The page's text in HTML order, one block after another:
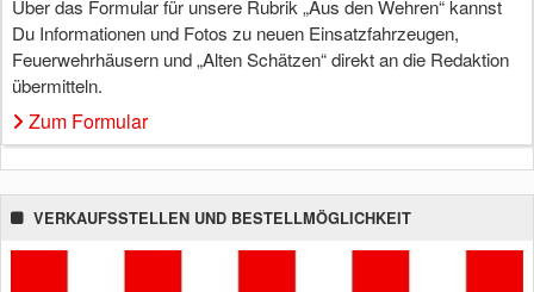
Über das Formular für unsere Rubrik „Aus den Wehren“ kannst
Du Informationen und Fotos zu neuen Einsatzfahrzeugen,
Feuerwehrhäusern und „Alten Schätzen“ direkt an die Redaktion
übermitteln.
Zum Formular
VERKAUFSSTELLEN UND BESTELLMÖGLICHKEIT